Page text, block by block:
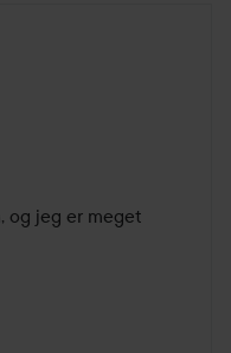
år
og jeg er meget